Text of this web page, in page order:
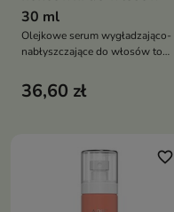
30 ml
Olejkowe serum wygładzająco-
nabłyszczające do włosów to
natychmiast wygładza, odżywia
i dodaje włosom jedwabistego
pozostawiając włosy miękkie i
36,60 zł
favorite_border